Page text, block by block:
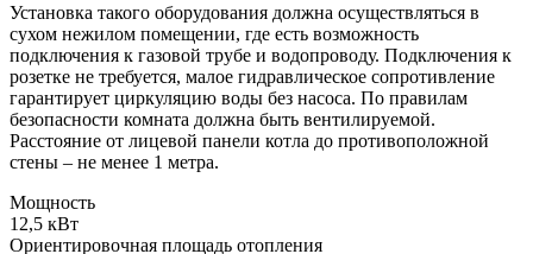
Установка такого оборудования должна осуществляться в
сухом нежилом помещении, где есть возможность
подключения к газовой трубе и водопроводу. Подключения к
розетке не требуется, малое гидравлическое сопротивление
гарантирует циркуляцию воды без насоса. По правилам
безопасности комната должна быть вентилируемой.
Расстояние от лицевой панели котла до противоположной
стены – не менее 1 метра.
Мощность
12,5 кВт
Ориентировочная площадь отопления